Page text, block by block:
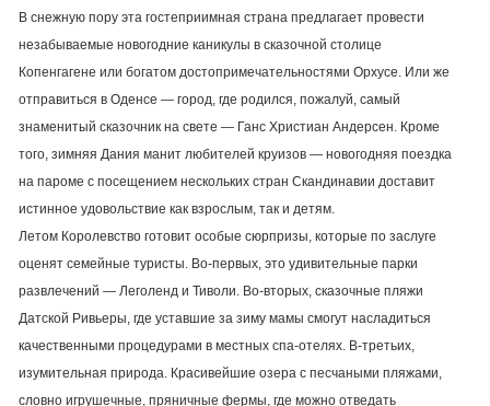
В снежную пору эта гостеприимная страна предлагает провести
незабываемые новогодние каникулы в сказочной столице
Копенгагене или богатом достопримечательностями Орхусе. Или же
отправиться в Оденсе — город, где родился, пожалуй, самый
знаменитый сказочник на свете — Ганс Христиан Андерсен. Кроме
того, зимняя Дания манит любителей круизов — новогодняя поездка
на пароме с посещением нескольких стран Скандинавии доставит
истинное удовольствие как взрослым, так и детям.
Летом Королевство готовит особые сюрпризы, которые по заслуге
оценят семейные туристы. Во-первых, это удивительные парки
развлечений — Леголенд и Тиволи. Во-вторых, сказочные пляжи
Датской Ривьеры, где уставшие за зиму мамы смогут насладиться
качественными процедурами в местных спа-отелях. В-третьих,
изумительная природа. Красивейшие озера с песчаными пляжами,
словно игрушечные, пряничные фермы, где можно отведать